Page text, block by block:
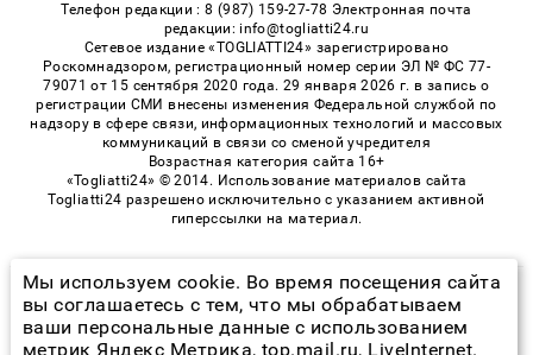
Телефон редакции : 8 (987) 159-27-78 Электронная почта
редакции: info@togliatti24.ru
Сетевое издание «TOGLIATTI24» зарегистрировано
Роскомнадзором, регистрационный номер серии ЭЛ № ФС 77-
79071 от 15 сентября 2020 года. 29 января 2026 г. в запись о
регистрации СМИ внесены изменения Федеральной службой по
надзору в сфере связи, информационных технологий и массовых
коммуникаций в связи со сменой учредителя
Возрастная категория сайта 16+
«Togliatti24» © 2014. Использование материалов сайта
Togliatti24 разрешено исключительно с указанием активной
гиперссылки на материал.
© 2026 «Togliatti24» | Все права защищены
Возрастная категория сайта 16+
Мы используем cookie. Во время посещения сайта
вы соглашаетесь с тем, что мы обрабатываем
ваши персональные данные с использованием
метрик Яндекс Метрика, top.mail.ru, LiveInternet.